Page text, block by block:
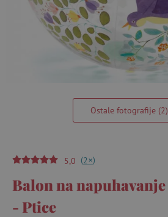
Ostale fotografije (2)
5,0 (2+)
Balon na napuhavanje
- Ptice